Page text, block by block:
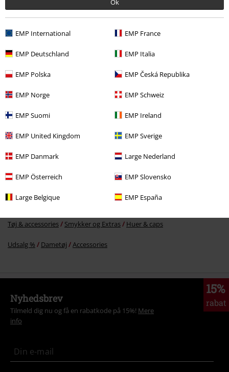
EMP International EMP France
EMP Deutschland EMP Italia
EMP Polska EMP Česká Republika
EMP Norge EMP Schweiz
EMP Suomi EMP Ireland
EMP United Kingdom EMP Sverige
EMP Danmark Large Nederland
EMP Österreich EMP Slovensko
Large Belgique EMP España
Tøjmærker
Tema Caps
Tema Basics
Tøj & accessories Smykker og Extras Huer & caps
Udsalg % Dametøj Accessories
15%
rabat
Nyhedsbrev
Tilmeld dig nu og få en rabatkode på 15%! Mere
info